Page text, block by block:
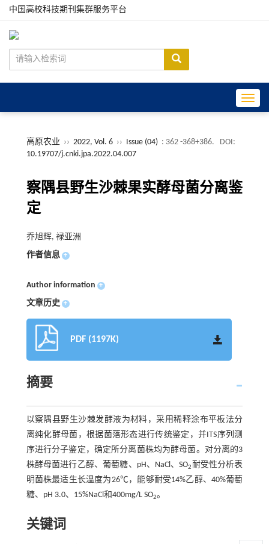
中国高校科技期刊集群服务平台
高原农业 ›› 2022, Vol. 6 ›› Issue (04) : 362 -368+386.
DOI:
10.19707/j.cnki.jpa.2022.04.007
察隅县野生沙棘果实酵母菌分离鉴
定
乔旭辉, 禄亚洲
作者信息 +
Author information +
文章历史 +
PDF (1197K)
摘要
以察隅县野生沙棘发酵液为材料，采用稀释涂布平板法分
离纯化酵母菌，根据菌落形态进行传统鉴定，并ITS序列测
序进行分子鉴定，确定所分离菌株均为酵母菌。对分离的3
株酵母菌进行乙醇、葡萄糖、pH、NaCl、SO2 耐受性分析表
明菌株最适生长温度为26℃，能够耐受14%乙醇、40%葡萄
糖、pH 3.0、15%NaCl和400mg/L SO2。
关键词